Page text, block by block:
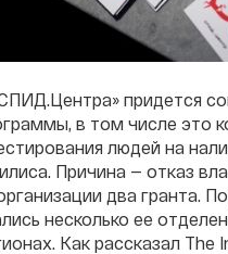
придется
в том числе это
людей на
Причина — отказ
два гранта.
несколько ее
Как рассказал The